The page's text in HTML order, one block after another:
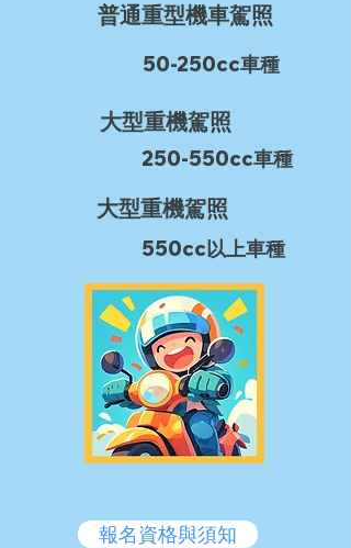
普通重型機車駕照
50-250cc車種
大型重機駕照
250-550cc車種
大型重機駕照
550cc以上車種
報名資格與須知